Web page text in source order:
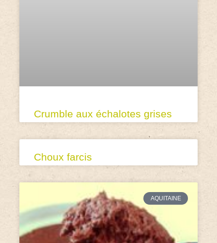
Crumble aux échalotes grises
Choux farcis
AQUITAINE